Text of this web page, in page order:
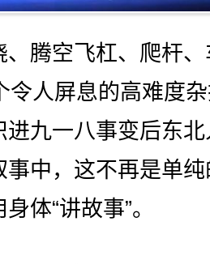
腾空飞杠、爬杆、
人屏息的高难度
进九一八事变后东
事中，这不再是单
体“讲故事”。